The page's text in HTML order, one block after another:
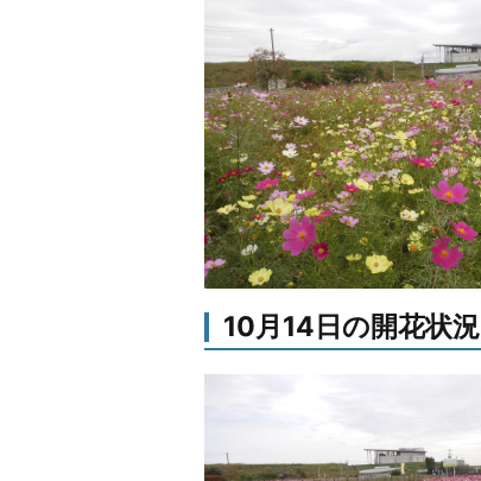
10月14日の開花状況